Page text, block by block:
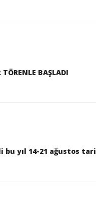
BAŞLADI
bu yıl 14-21 ağustos